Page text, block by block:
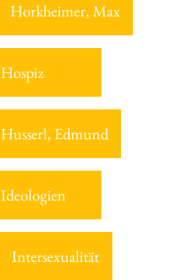
Horkheimer, Max
Hospiz
Husserl, Edmund
Ideologien
Intersexualität